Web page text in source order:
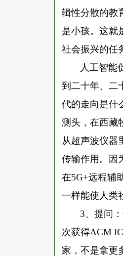
辑性分散的教
是小孩。这就
社会振兴的任
人工智能
到二十年、二
代的走向是什
测头，在西藏
从超声波仪器
传输作用。因
在5G+远程辅
一样能使人类
3、提问
次获得ACM
家，不是拿更